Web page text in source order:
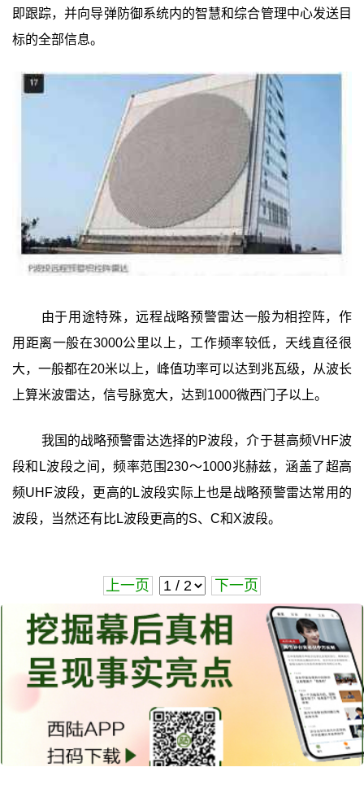
即跟踪，并向导弹防御系统内的智慧和综合管理中心发送目
标的全部信息。
由于用途特殊，远程战略预警雷达一般为相控阵，作
用距离一般在3000公里以上，工作频率较低，天线直径很
大，一般都在20米以上，峰值功率可以达到兆瓦级，从波长
上算米波雷达，信号脉宽大，达到1000微西门子以上。
我国的战略预警雷达选择的P波段，介于甚高频VHF波
段和L波段之间，频率范围230～1000兆赫兹，涵盖了超高
频UHF波段，更高的L波段实际上也是战略预警雷达常用的
波段，当然还有比L波段更高的S、C和X波段。
上一页 下一页